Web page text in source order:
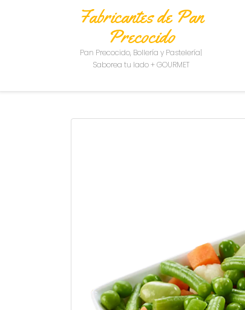
Fabricantes de Pan
Precocido
Pan Precocido, Bollería y Pastelería|
Saborea tu lado + GOURMET